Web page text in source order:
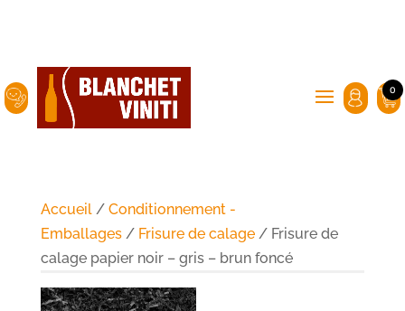
0
Accueil/ Conditionnement -
Emballages/ Frisure de calage/ Frisure de
calage papier noir – gris – brun foncé